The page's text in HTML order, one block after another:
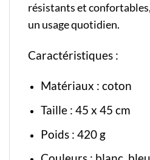
résistants et
un usage quotidien.
Caractéristiques :
Matériaux : coton
Taille : 45 x 45 cm
Poids : 420 g